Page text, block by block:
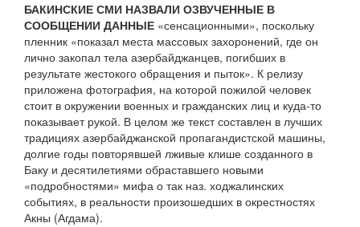
БАКИНСКИЕ СМИ НАЗВАЛИ ОЗВУЧЕННЫЕ В
СООБЩЕНИИ ДАННЫЕ «сенсационными», поскольку
пленник «показал места массовых захоронений, где он
лично закопал тела азербайджанцев, погибших в
результате жестокого обращения и пыток». К релизу
приложена фотография, на которой пожилой человек
стоит в окружении военных и гражданских лиц и куда-то
показывает рукой. В целом же текст составлен в лучших
традициях азербайджанской пропагандистской машины,
долгие годы повторявшей лживые клише созданного в
Баку и десятилетиями обраставшего новыми
«подробностями» мифа о так наз. ходжалинских
событиях, в реальности произошедших в окрестностях
Акны (Агдама).